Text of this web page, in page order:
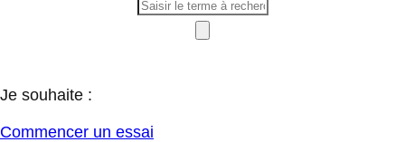
Je souhaite :
Commencer un essai